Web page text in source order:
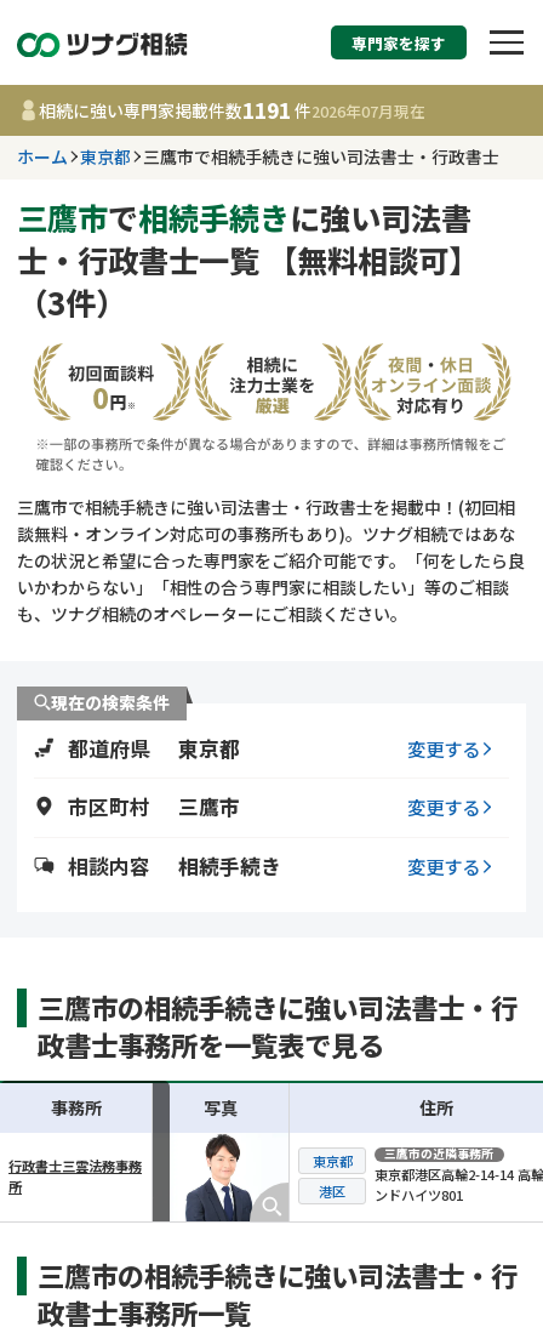
相続税申告・相続手
す
東京都
事務所 1191
件
相談内容で探す
遺言書作成・遺言執行
相続登記
遺留分侵害額請求
相続手続き
不動産評価(相続不動
費用相場
コラム
相続手続き
遺言
調査・アンケート
専門家を探す
相続に強い専門家掲載件数1191 件2026年07月現在
ホーム 東京都 三鷹市で相続手続きに強い司法書士・行政書士
三鷹市で相続手続きに強い司法書
士・行政書士一覧 【無料相談可】
（3件）
三鷹市で相続手続きに強い司法書士・行政書士を掲載中！(初回相
談無料・オンライン対応可の事務所もあり)。ツナグ相続ではあな
たの状況と希望に合った専門家をご紹介可能です。「何をしたら良
いかわからない」「相性の合う専門家に相談したい」等のご相談
も、ツナグ相続のオペレーターにご相談ください。
現在の検索条件
都道府県 東京都 変更する
市区町村 三鷹市 変更する
相談内容 相続手続き 変更する
三鷹市の相続手続きに強い司法書士・行
政書士事務所を一覧表で見る
横スクロール可能
事務所 写真 住所
行政書士三雲法務事務
所
東京都
港区
三鷹市の近隣事務所
東京都港区高輪2-14-14 高
ンドハイツ801
三鷹市の相続手続きに強い司法書士・行
政書士事務所一覧